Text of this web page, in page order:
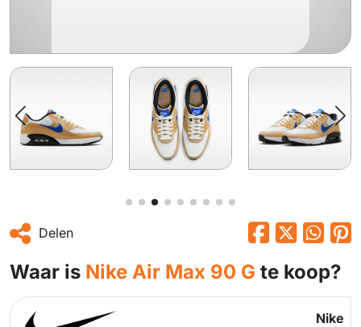
Delen
Waar is Nike Air Max 90 G te koop?
Nike